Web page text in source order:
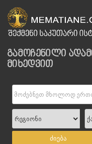
გამოჩენილი
მიხედვით
ძიება